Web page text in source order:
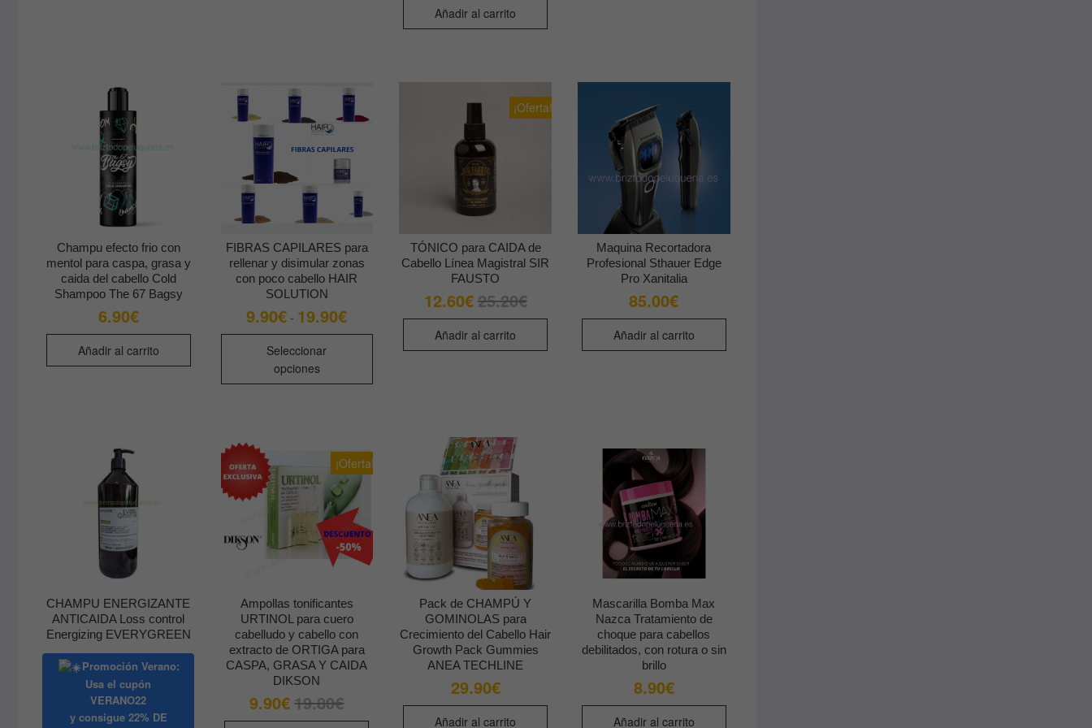
Añadir al carrito
Champu efecto frio con
mentol para caspa, grasa y
caida del cabello Cold
Shampoo The 67 Bagsy
6.90€
Añadir al carrito
FIBRAS CAPILARES para
rellenar y disimular zonas
con poco cabello HAIR
SOLUTION
9.90€ - 19.90€Rango
de
precios:
19.90€
Seleccionar
opciones
Este
opciones
se
pueden
en
página
¡Oferta!
TÓNICO para CAIDA de
Cabello Línea Magistral SIR
FAUSTO
25.20€El
precio
original
25.20€.
12.60€ El
precio
actual
12.60€.
Añadir al carrito
Maquina Recortadora
Profesional Sthauer Edge
Pro Xanitalia
85.00€
Añadir al carrito
CHAMPU ENERGIZANTE
ANTICAIDA Loss control
Energizing EVERYGREEN
Promoción Verano:
Usa el cupón
VERANO22
y consigue22% DE
¡Oferta!
Ampollas tonificantes
URTINOL para cuero
cabelludo y cabello con
extracto de ORTIGA para
CASPA, GRASA Y CAIDA
DIKSON
19.80€El
original
9.90€ El
actual
Pack de CHAMPÚ Y
GOMINOLAS para
Crecimiento del Cabello Hair
Growth Pack Gummies
ANEA TECHLINE
29.90€
Añadir al carrito
Mascarilla Bomba Max
Nazca Tratamiento de
choque para cabellos
debilitados, con rotura o sin
brillo
8.90€
Añadir al carrito